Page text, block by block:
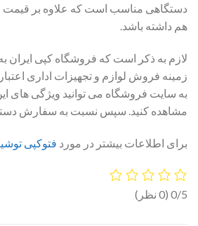
دستگاهی مناسب است که علاوه بر قیمت
هم داشته باشد.
لازم به ذکر است که فروشگاه کپی ایران
زمینه فروش لوازم و تجهیزات اداری اعتبار
به سایت فروشگاه می توانید ویژگی های
مشاهده کنید. سپس نسبت به سفارش
برای اطلاعات بیشتر در مورد فتوکپی توشیبا
0/5 (0 نظر)